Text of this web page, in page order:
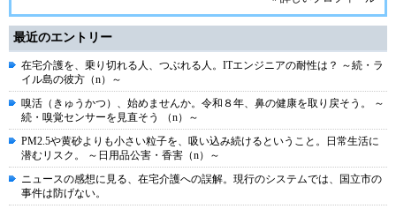
最近のエントリー
在宅介護を、乗り切れる人、つぶれる人。ITエンジニアの耐性は？ ～続・ラ
イル島の彼方（n）～
嗅活（きゅうかつ）、始めませんか。令和８年、鼻の健康を取り戻そう。 ～
続・嗅覚センサーを見直そう （n）～
PM2.5や黄砂よりも小さい粒子を、吸い込み続けるということ。日常生活に
潜むリスク。 ～日用品公害・香害（n）～
ニュースの感想に見る、在宅介護への誤解。現行のシステムでは、国立市の
事件は防げない。